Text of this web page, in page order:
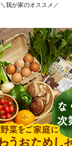
＼我が家のオススメ／